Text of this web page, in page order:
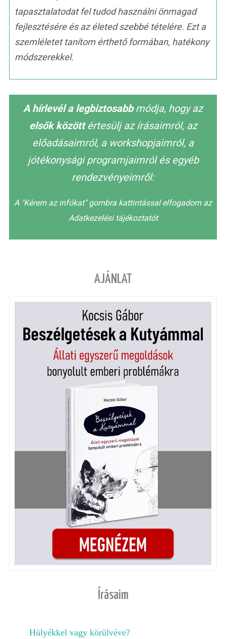
tapasztalatodat fel tudod használni önmagad
fejlesztésére és az életed szebbé tételére. Ezt a
szemléletet tanítom érthető formában, hatékony
módszerekkel.
A hírlevél a legbiztosabbmódja, hogy az
elsők közöttértesülj az írásaimról, az
előadásaimról, a workshopjaimról, a
jótékonysági programjaimról és egyéb
rendezvényeimről:
A "Kérem az infókat" gombra kattintással elfogadom az
Adatkezelési tájékoztatót
AJÁNLAT
Írásaim
Hülyékkel vagy körülvéve?